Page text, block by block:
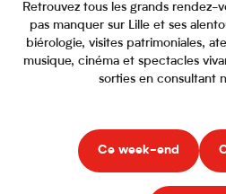
Retrouvez tous les grands rendez-
pas manquer sur Lille et ses
biérologie, visites patrimoniales,
musique, cinéma et spectacles
sorties en consultant
Ce week-end